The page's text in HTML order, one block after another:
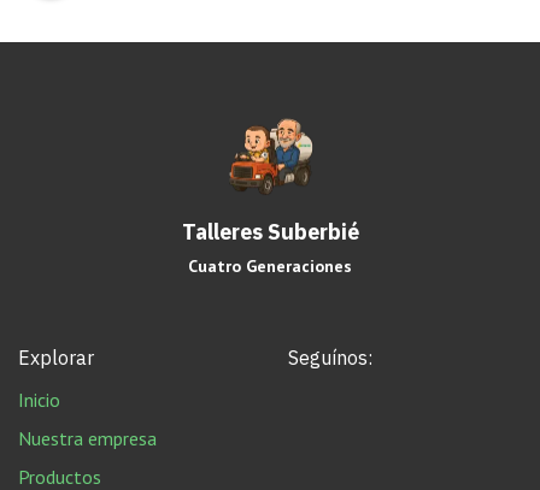
Talleres Suberbié
Cuatro Generaciones
Explorar
Inicio
Nuestra empresa
Productos
Seguínos: